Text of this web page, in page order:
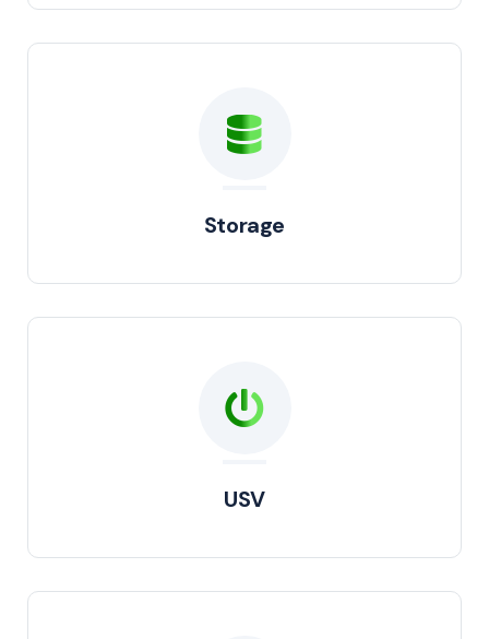
Storage
USV